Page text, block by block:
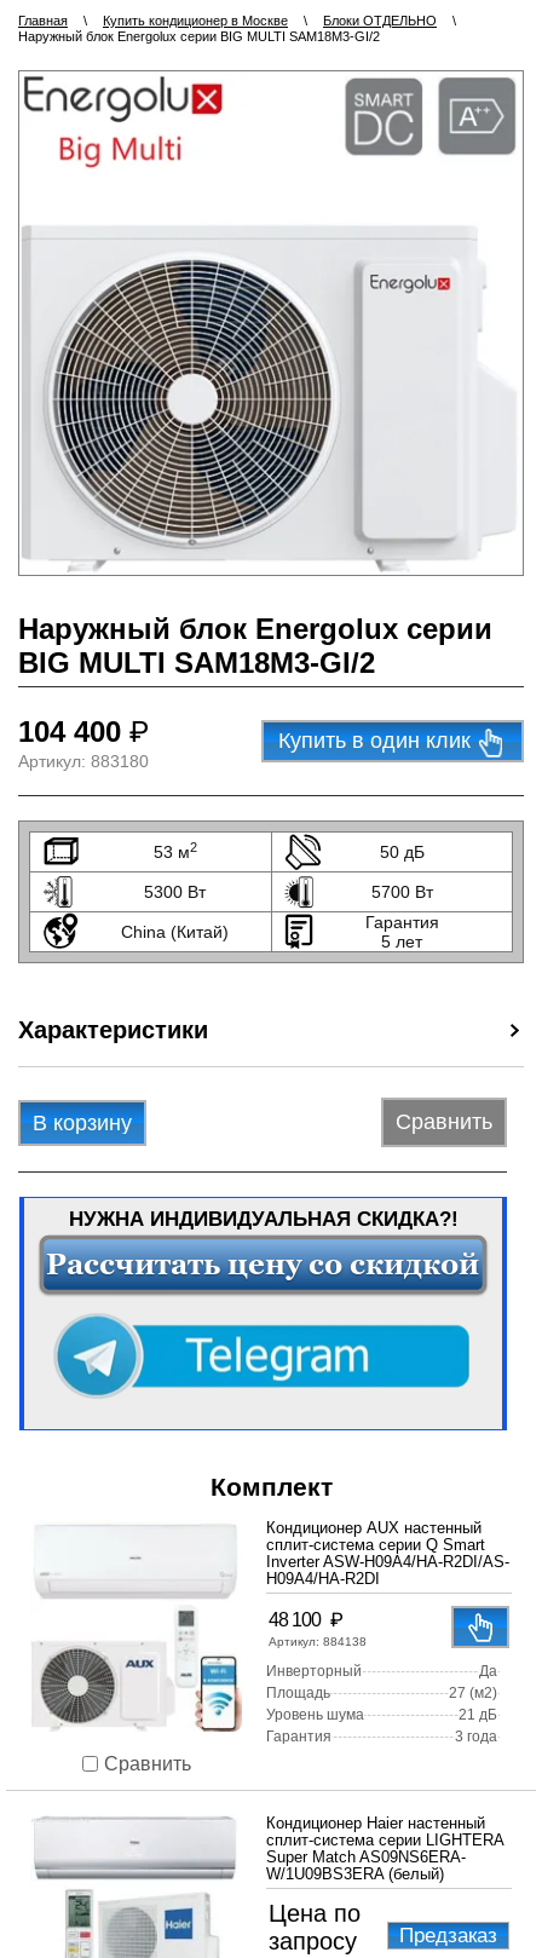
Главная \ Купить кондиционер в Москве \ Блоки ОТДЕЛЬНО
\
Наружный блок Energolux серии BIG MULTI SAM18M3-GI/2
Наружный блок Energolux серии
BIG MULTI SAM18M3-GI/2
104 400 ₽
Артикул: 883180
Купить в один клик
53 м2 50 дБ
5300 Вт 5700 Вт
China (Китай)
Гарантия
5 лет
Характеристики
В корзину Сравнить
НУЖНА ИНДИВИДУАЛЬНАЯ СКИДКА?!
Комплект
Сравнить
Кондиционер AUX настенный
сплит-система серии Q Smart
Inverter ASW-H09A4/HA-R2DI/AS-
H09A4/HA-R2DI
48 100 ₽
Артикул: 884138
Инверторный
Да
Площадь
27 (м2)
Уровень шума
21 дБ
Гарантия
3 года
Кондиционер Haier настенный
сплит-система серии LIGHTERA
Super Match AS09NS6ERA-
W/1U09BS3ERA (белый)
Цена по
запросу
Предзаказ